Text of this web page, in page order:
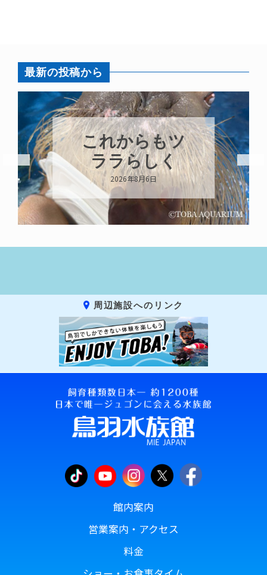
最新の投稿から
これからもツ
ララらしく
2026年8月6日
周辺施設へのリンク
館内案内
営業案内・アクセス
料金